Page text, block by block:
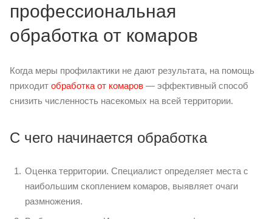
профессиональная
обработка от комаров
Когда меры профилактики не дают результата, на помощь
приходит обработка от комаров — эффективный способ
снизить численность насекомых на всей территории.
С чего начинается обработка
Оценка территории. Специалист определяет места с
наибольшим скоплением комаров, выявляет очаги
размножения.